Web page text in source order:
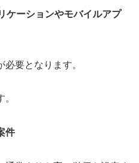
ケーションやモバイルアプ
要となります。
件